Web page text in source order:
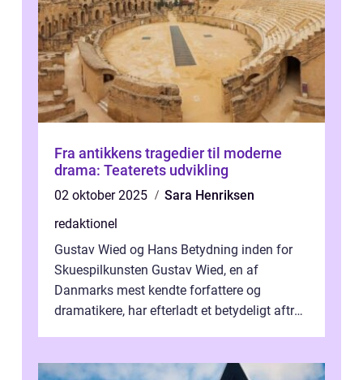
Fra antikkens tragedier til moderne
drama: Teaterets udvikling
02 oktober 2025
Sara Henriksen
redaktionel
Gustav Wied og Hans Betydning inden for
Skuespilkunsten Gustav Wied, en af
Danmarks mest kendte forfattere og
dramatikere, har efterladt et betydeligt aftryk